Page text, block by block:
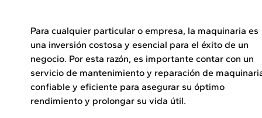
Para cualquier particular o empresa, la maquinaria es
una inversión costosa y esencial para el éxito de un
negocio. Por esta razón, es importante contar con un
servicio de mantenimiento y reparación de
confiable y eficiente para asegurar su óptimo
rendimiento y prolongar su vida útil.